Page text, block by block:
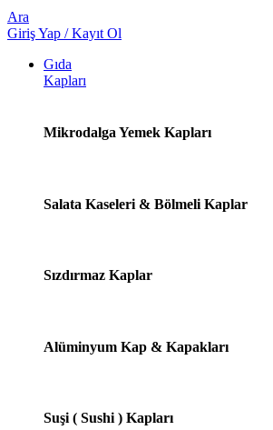
Ara
Giriş Yap / Kayıt Ol
Gıda
Kapları
Mikrodalga Yemek Kapları
Salata Kaseleri & Bölmeli Kaplar
Sızdırmaz Kaplar
Alüminyum Kap & Kapakları
Suşi ( Sushi ) Kapları